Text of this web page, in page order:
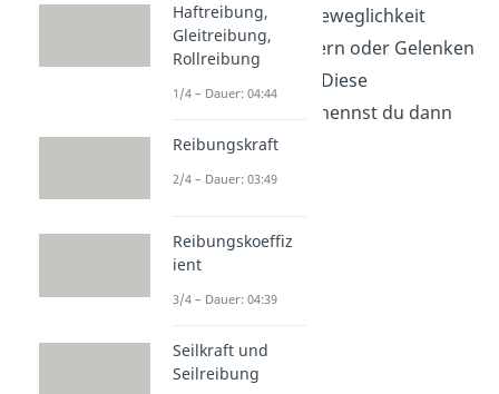
System in seiner Beweglichkeit
aufgrund von Lagern oder Gelenken
eingeschränkt ist. Diese
Einschränkungen nennst du dann
Freiheitsgrade.
Haftreibung,
Gleitreibung,
Rollreibung
1/4 – Dauer: 04:44
Reibungskraft
2/4 – Dauer: 03:49
Reibungskoeffiz
ient
3/4 – Dauer: 04:39
Seilkraft und
Seilreibung